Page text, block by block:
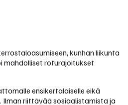
kunhan liikunta
mahdolliset roturajoitukset
ensikertalaiselle eikä
Ilman riittävää sosiaalistamista ja